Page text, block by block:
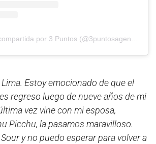
Una publicación compartida por 3 Puntos (@3puntosagencia)
Lima. Estoy emocionado de que el
regreso luego de nueve años de mi
vez vine con mi esposa,
Picchu, la pasamos maravilloso.
y no puedo esperar para volver a